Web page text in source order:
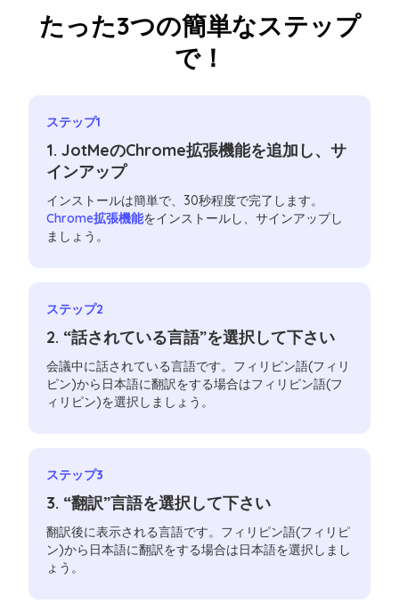
たった3つの簡単なステップ
で！
ステップ1
1. JotMeのChrome拡張機能を追加し、サ
インアップ
インストールは簡単で、30秒程度で完了します。
Chrome拡張機能をインストールし、サインアップし
ましょう。
ステップ2
2. “話されている言語”を選択して下さい
会議中に話されている言語です。フィリピン語(フィリ
ピン)から日本語に翻訳をする場合はフィリピン語(フ
ィリピン)を選択しましょう。
ステップ3
3. “翻訳”言語を選択して下さい
翻訳後に表示される言語です。フィリピン語(フィリピ
ン)から日本語に翻訳をする場合は日本語を選択しまし
ょう。